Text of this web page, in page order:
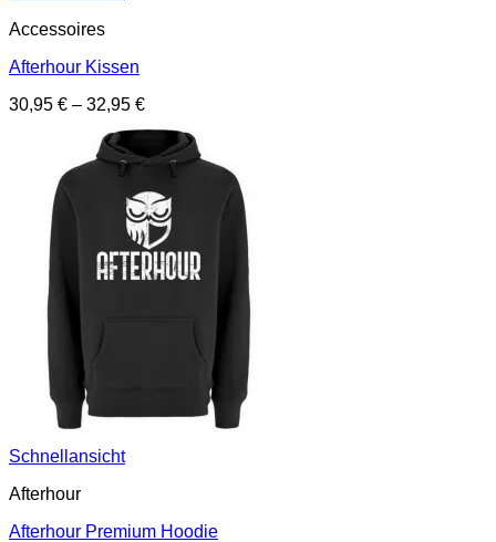
Accessoires
Afterhour Kissen
30,95 € – 32,95 €
Schnellansicht
Afterhour
Afterhour Premium Hoodie